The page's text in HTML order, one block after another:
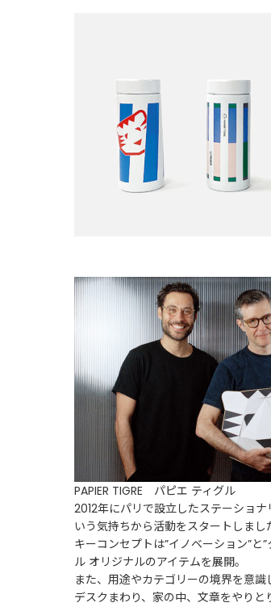
PAPIER TIGRE パピエ ティグル
2012年にパリで設立したステーショ
いう気持ちから活動をスタートしまし
キーコンセプトは”イノベーション”
ル オリジナルのアイテムを展開。
また、用途やカテゴリーの境界を意識
デスクまわり、家の中、文章をやり